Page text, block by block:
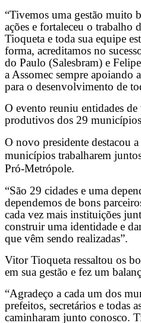
“Tivemos uma gestão muito
ações e fortaleceu o
Tioqueta e toda sua equipe
forma, acreditamos no
do Paulo (Salesbram) e
a Assomec sempre apoiando
para o desenvolvimento de
O evento reuniu entidades de
produtivos dos 29
O novo presidente destacou
municípios trabalharem
Pró-Metrópole.
“São 29 cidades e uma
dependemos de bons
cada vez mais instituições
construir uma identidade e
que vêm sendo realizadas”.
Vitor Tioqueta ressaltou os
em sua gestão e fez um
“Agradeço a cada um dos
prefeitos, secretários e todas
caminharam junto conosco.